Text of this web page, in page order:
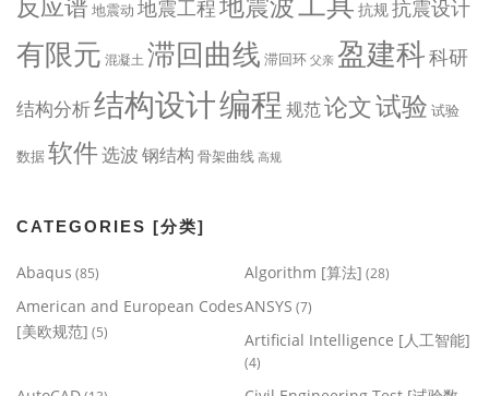
反应谱 地震动 地震工程 抗规抗震设计
有限元 混凝土 滞回曲线 滞回环 父亲 盈建科科研
结构分析结构设计编程 规范论文试验 试验
数据软件选波钢结构 骨架曲线 高规
CATEGORIES [分类]
Abaqus (85) Algorithm [算法] (28)
American and European Codes
[美欧规范] (5)
ANSYS (7)
Artificial Intelligence [人工智能]
(4)